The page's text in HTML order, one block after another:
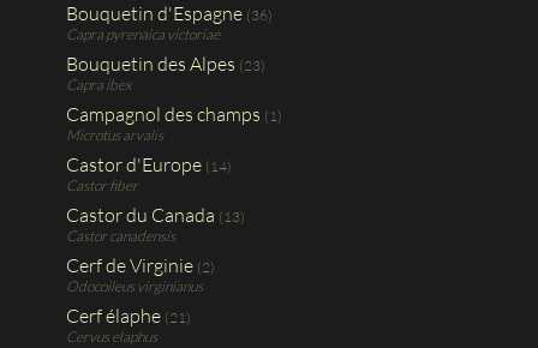
Bouquetin d'Espagne (36)
Capra pyrenaica victoriae
Bouquetin des Alpes (23)
Capra ibex
Campagnol des champs (1)
Microtus arvalis
Castor d'Europe (14)
Castor fiber
Castor du Canada (13)
Castor canadensis
Cerf de Virginie (2)
Odocoileus virginianus
Cerf élaphe (21)
Cervus elaphus